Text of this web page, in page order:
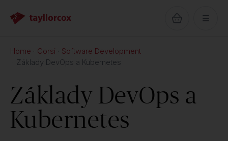
Home Corsi
Software Development
Základy DevOps a Kubernetes
Základy DevOps a
Kubernetes